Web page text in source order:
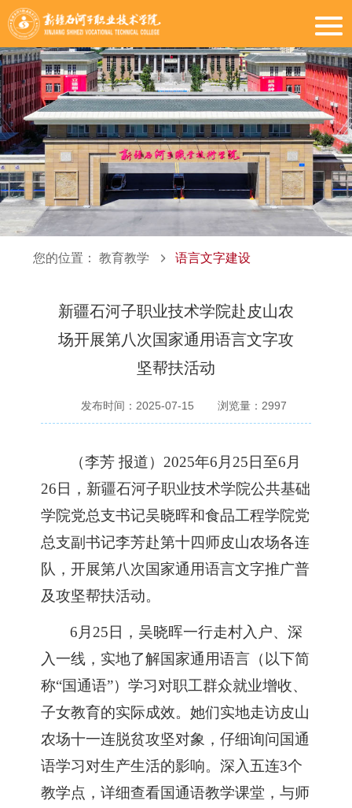
您的位置： 教育教学 语言文字建设
新疆石河子职业技术学院赴皮山农
场开展第八次国家通用语言文字攻
坚帮扶活动
发布时间：2025-07-15 浏览量： 2997
（李芳 报道） 2025年6 月 25 日至6 月
26 日 ，新疆石河子职业技术学院公共基础
学院党总支书记吴晓晖和食品工程学院党
总支副书记李芳赴第十四师皮山农场各连
队 ， 开展第八次国家通用语言文字推广普
及攻坚帮扶活动。
6月 25日，吴晓晖一行走村入户、深
入一线，实地了解国家通用语言（以下简
称“国通语”） 学习对职工群众就业增收、
子女教育的实际成效。 她们实地走访皮山
农场十一连脱贫攻坚对象， 仔细询问国通
语学习对生产生活的影响。 深入五连3个
教学点，详细查看国通语教学课堂，与师